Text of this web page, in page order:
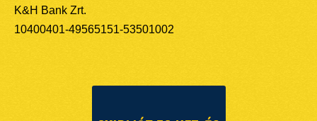
K&H Bank Zrt.
10400401-49565151-53501002